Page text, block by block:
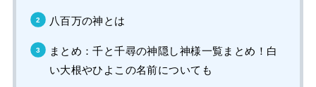
八百万の神とは
まとめ：千と千尋の神隠し神様一覧まとめ！白
い大根やひよこの名前についても